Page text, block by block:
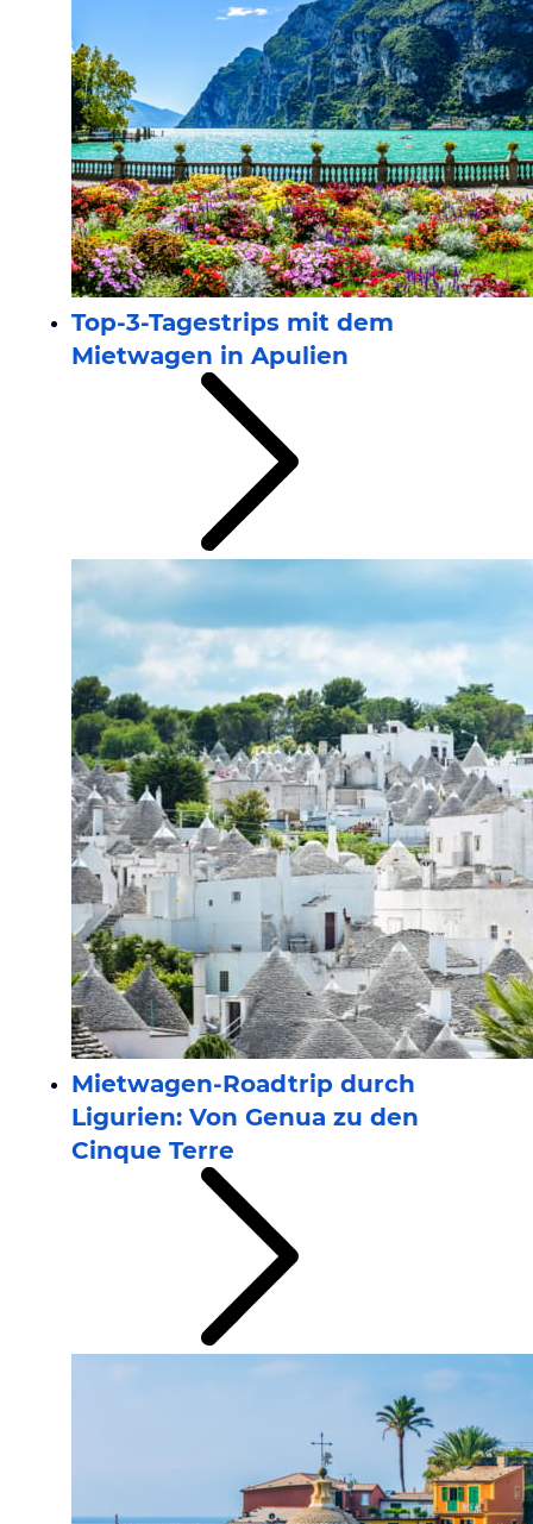
Top-3-Tagestrips mit dem
Mietwagen in Apulien
Mietwagen-Roadtrip durch
Ligurien: Von Genua zu den
Cinque Terre